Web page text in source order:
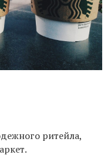
ритейла,